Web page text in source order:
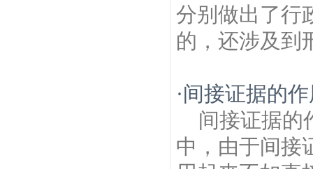
分别做出了行
的，还涉及到
·间接证据的
间接证据的
中，由于间接